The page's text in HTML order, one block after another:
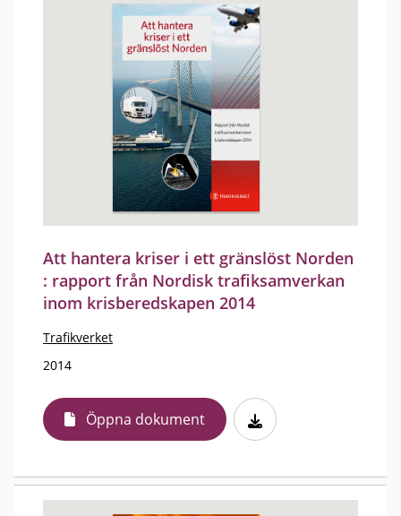
Att hantera kriser i ett gränslöst Norden
: rapport från Nordisk trafiksamverkan
inom krisberedskapen 2014
Trafikverket
2014
Öppna dokument